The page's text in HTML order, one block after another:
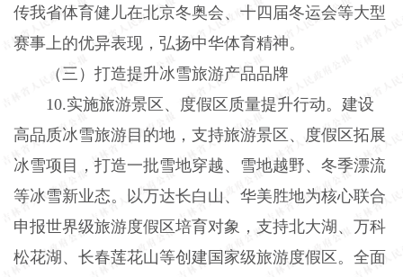
传我省体育健儿在北京冬奥会、十四届冬运会等大型
赛事上的优异表现，弘扬中华体育精神。
（三）打造提升冰雪旅游产品品牌
10.实施旅游景区、度假区质量提升行动。建设
高品质冰雪旅游目的地，支持旅游景区、度假区拓展
冰雪项目，打造一批雪地穿越、雪地越野、冬季漂流
等冰雪新业态。以万达长白山、华美胜地为核心联合
申报世界级旅游度假区培育对象，支持北大湖、万科
松花湖、长春莲花山等创建国家级旅游度假区。全面